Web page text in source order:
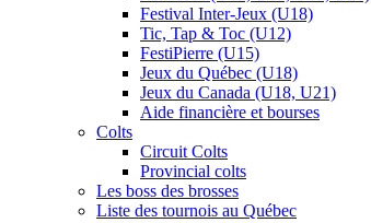
Festival Inter-Jeux (U18)
Tic, Tap & Toc (U12)
FestiPierre (U15)
Jeux du Québec (U18)
Jeux du Canada (U18, U21)
Aide financière et bourses
Colts
Circuit Colts
Provincial colts
Les boss des brosses
Liste des tournois au Québec